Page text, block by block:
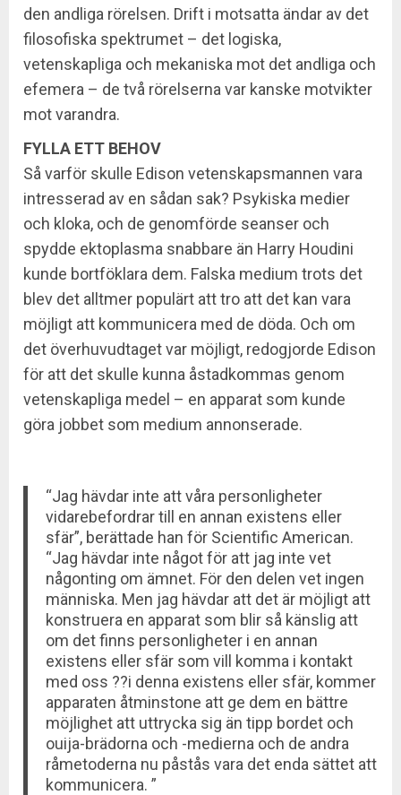
den andliga rörelsen. Drift i motsatta ändar av det
filosofiska spektrumet – det logiska,
vetenskapliga och mekaniska mot det andliga och
efemera – de två rörelserna var kanske motvikter
mot varandra.
FYLLA ETT BEHOV
Så varför skulle Edison vetenskapsmannen vara
intresserad av en sådan sak? Psykiska medier
och kloka, och de genomförde seanser och
spydde ektoplasma snabbare än Harry Houdini
kunde bortföklara dem. Falska medium trots det
blev det alltmer populärt att tro att det kan vara
möjligt att kommunicera med de döda. Och om
det överhuvudtaget var möjligt, redogjorde Edison
för att det skulle kunna åstadkommas genom
vetenskapliga medel – en apparat som kunde
göra jobbet som medium annonserade.
“Jag hävdar inte att våra personligheter
vidarebefordrar till en annan existens eller
sfär”, berättade han för Scientific American.
“Jag hävdar inte något för att jag inte vet
någonting om ämnet. För den delen vet ingen
människa. Men jag hävdar att det är möjligt att
konstruera en apparat som blir så känslig att
om det finns personligheter i en annan
existens eller sfär som vill komma i kontakt
med oss ??i denna existens eller sfär, kommer
apparaten åtminstone att ge dem en bättre
möjlighet att uttrycka sig än tipp bordet och
ouija-brädorna och -medierna och de andra
råmetoderna nu påstås vara det enda sättet att
kommunicera. ”